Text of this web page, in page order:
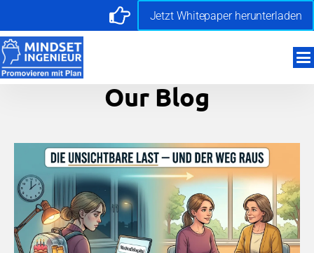
Jetzt Whitepaper herunterladen
Our Blog